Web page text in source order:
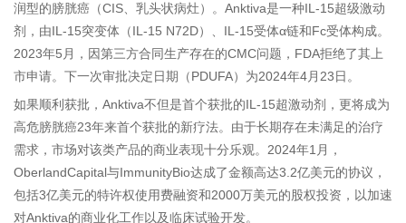
润型的膀胱癌（CIS、乳头状病灶）。Anktiva是一种IL-15超级激动
剂，由IL-15突变体（IL-15 N72D）、IL-15受体α链和Fc受体构成。
2023年5月，因第三方合同生产存在的CMC问题，FDA拒绝了其上
市申请。下一次审批决定日期（PDUFA）为2024年4月23日。
如果顺利获批，Anktiva不但是首个获批的IL-15超激动剂，更将成为
高危膀胱癌23年来首个获批的新疗法。由于长期存在未满足的治疗
需求，市场对该类产品的商业表现十分乐观。2024年1月，
OberlandCapital与ImmunityBio达成了金额高达3.2亿美元的协议，
包括3亿美元的特许权使用费融资和2000万美元的股权投资，以加速
对Anktiva的商业化工作以及临床试验开发。